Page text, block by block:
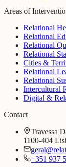
Areas of
Relational
Relational
Relational
Relational
Cities &
Relational
Relational
Intercultural
Digital &
Contact
Travessa
1100-404
+351 937